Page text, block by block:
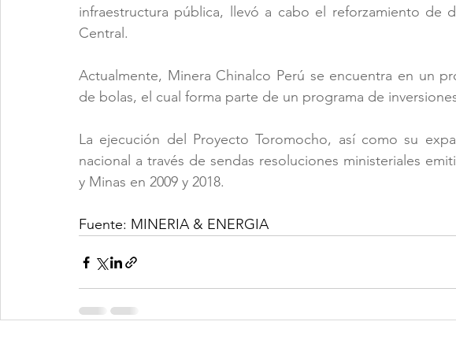
infraestructura pública, llevó a cabo el reforzamiento de
Central.
Actualmente, Minera Chinalco Perú se encuentra en un
de bolas, el cual forma parte de un programa de
La ejecución del Proyecto Toromocho, así como su
nacional a través de sendas resoluciones ministeriales
y Minas en 2009 y 2018.
Fuente: MINERIA & ENERGIA